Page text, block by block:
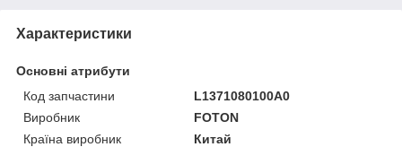
Характеристики
Основні атрибути
Код запчастини
L1371080100A0
Виробник
FOTON
Країна виробник
Китай